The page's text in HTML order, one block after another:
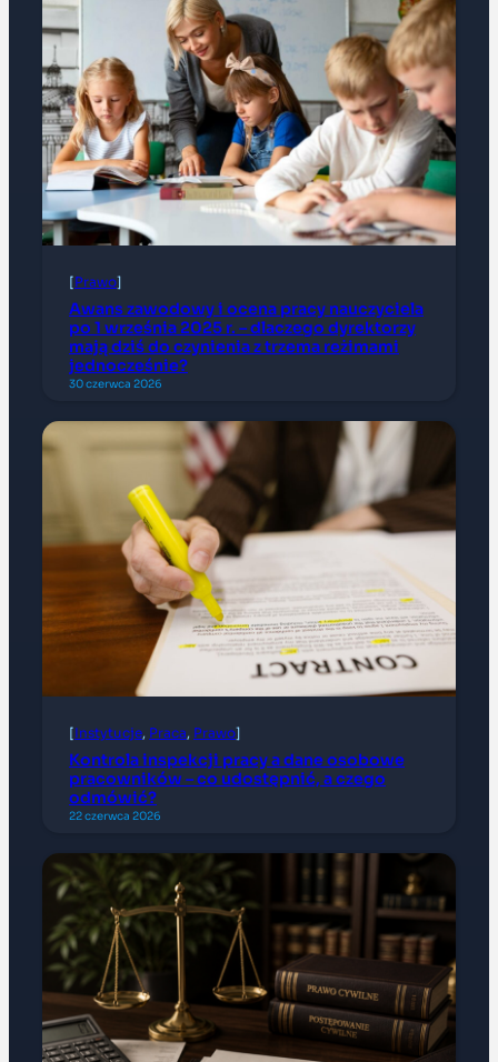
[Prawo]
Awans zawodowy i ocena pracy nauczyciela
po 1 września 2025 r. – dlaczego dyrektorzy
mają dziś do czynienia z trzema reżimami
jednocześnie?
30 czerwca 2026
[Instytucje, Praca, Prawo]
Kontrola inspekcji pracy a dane osobowe
pracowników – co udostępnić, a czego
odmówić?
22 czerwca 2026